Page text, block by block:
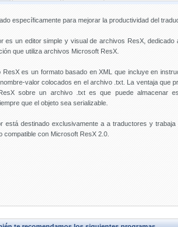
específicamente para mejorar la productividad del
es un editor simple y visual de archivos ResX, dedicado
que utiliza archivos Microsoft ResX.
ResX es un formato basado en XML que incluye en
valor colocados en el archivo .txt. La ventaja que
sobre un archivo .txt es que puede almacenar
que el objeto sea serializable.
está destinado exclusivamente a a traductores y trabaja
compatible con Microsoft ResX 2.0.